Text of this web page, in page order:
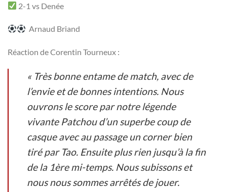
2-1 vs Denée
Arnaud Briand
Réaction de Corentin Tourneux :
« Très bonne entame de match, avec de
l’envie et de bonnes intentions. Nous
ouvrons le score par notre légende
vivante Patchou d’un superbe coup de
casque avec au passage un corner bien
tiré par Tao. Ensuite plus rien jusqu’à la fin
de la 1ère mi-temps. Nous subissons et
nous nous sommes arrêtés de jouer.